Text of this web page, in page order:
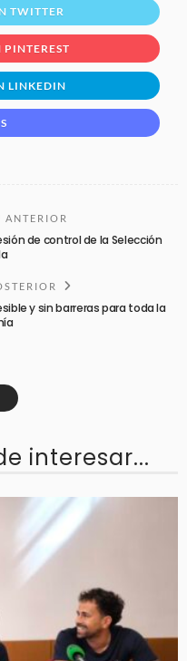
TWITTER
PINTEREST
LINKEDIN
de control de la Selección
y sin barreras para toda la
interesar...